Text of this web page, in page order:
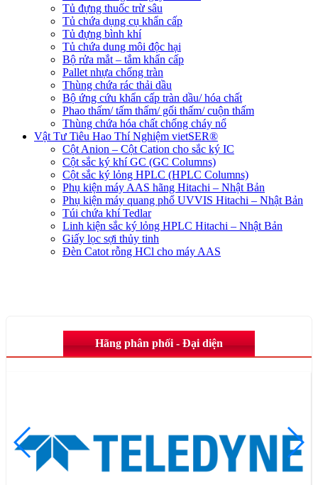
Tủ đựng thuốc trừ sâu
Tủ chứa dụng cụ khẩn cấp
Tủ đựng bình khí
Tủ chứa dung môi độc hại
Bộ rửa mắt – tắm khẩn cấp
Pallet nhựa chống tràn
Thùng chứa rác thải dầu
Bộ ứng cứu khẩn cấp tràn dầu/ hóa chất
Phao thấm/ tấm thấm/ gối thấm/ cuộn thấm
Thùng chứa hóa chất chống cháy nổ
Vật Tư Tiêu Hao Thí Nghiệm vietSER®
Cột Anion – Cột Cation cho sắc ký IC
Cột sắc ký khí GC (GC Columns)
Cột sắc ký lỏng HPLC (HPLC Columns)
Phụ kiện máy AAS hãng Hitachi – Nhật Bản
Phụ kiện máy quang phổ UVVIS Hitachi – Nhật Bản
Túi chứa khí Tedlar
Linh kiện sắc ký lỏng HPLC Hitachi – Nhật Bản
Giấy lọc sợi thủy tinh
Đèn Catot rỗng HCl cho máy AAS
Hãng phân phối - Đại diện